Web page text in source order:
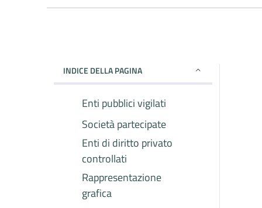
INDICE DELLA PAGINA
Enti pubblici vigilati
Società partecipate
Enti di diritto privato
controllati
Rappresentazione
grafica